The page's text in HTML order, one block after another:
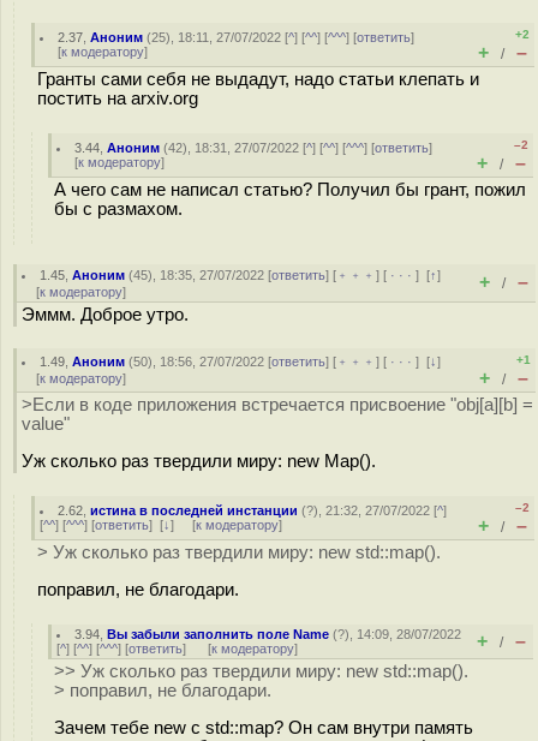
2.37 ,Аноним (25), 18:11, 27/07/2022 [^] [^^] [^^^] [ответить]
[к модератору]
+2
+ / –
Гранты сами себя не выдадут, надо статьи клепать и
постить на arxiv.org
3.44 ,Аноним (42), 18:31, 27/07/2022 [^] [^^] [^^^] [ответить]
[к модератору]
–2
+ / –
А чего сам не написал статью? Получил бы грант, пожил
бы с размахом.
1.45 ,Аноним (45), 18:35, 27/07/2022 [ответить] [ ﹢﹢﹢] [ · · ·][↑]
[к модератору] + / –
Эммм. Доброе утро.
1.49 ,Аноним (50), 18:56, 27/07/2022 [ответить] [ ﹢﹢﹢] [ · · ·][↓]
[к модератору]
+1
+ / –
>Если в коде приложения встречается присвоение "obj[a][b] =
value"
Уж сколько раз твердили миру: new Map().
2.62 ,истина в последней инстанции (?), 21:32, 27/07/2022 [^]
[^^] [^^^] [ответить] [↓] [к модератору]
–2
+ / –
> Уж сколько раз твердили миру: new std::map().
поправил, не благодари.
3.94 ,Вы забыли заполнить поле Name (?), 14:09, 28/07/2022
[^] [^^] [^^^] [ответить] [к модератору] + / –
>> Уж сколько раз твердили миру: new std::map().
> поправил, не благодари.
Зачем тебе new с std::map? Он сам внутри память